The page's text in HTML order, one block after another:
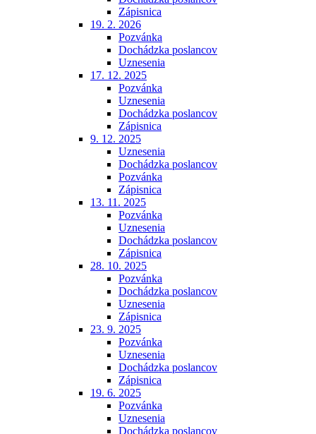
Zápisnica
19. 2. 2026
Pozvánka
Dochádzka poslancov
Uznesenia
17. 12. 2025
Pozvánka
Uznesenia
Dochádzka poslancov
Zápisnica
9. 12. 2025
Uznesenia
Dochádzka poslancov
Pozvánka
Zápisnica
13. 11. 2025
Pozvánka
Uznesenia
Dochádzka poslancov
Zápisnica
28. 10. 2025
Pozvánka
Dochádzka poslancov
Uznesenia
Zápisnica
23. 9. 2025
Pozvánka
Uznesenia
Dochádzka poslancov
Zápisnica
19. 6. 2025
Pozvánka
Uznesenia
Dochádzka poslancov